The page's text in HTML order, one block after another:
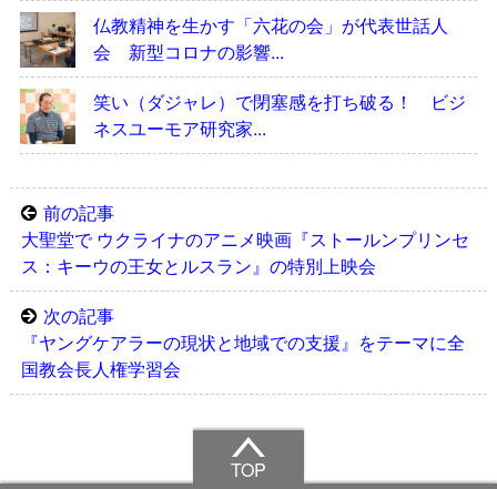
仏教精神を生かす「六花の会」が代表世話人
会 新型コロナの影響...
笑い（ダジャレ）で閉塞感を打ち破る！ ビジ
ネスユーモア研究家...
前の記事
大聖堂で ウクライナのアニメ映画『ストールンプリンセ
ス：キーウの王女とルスラン』の特別上映会
次の記事
『ヤングケアラーの現状と地域での支援』をテーマに全
国教会長人権学習会
TOP